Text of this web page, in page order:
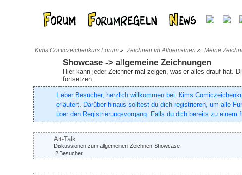
Kims Comiczeichenkurs Forum » Zeichnen im Allgemeinen » Meine
Showcase -> allgemeine Zeichnungen
Hier kann jeder Zeichner mal zeigen, was er alles drauf hat.
fortsetzen.
Lieber Besucher, herzlich willkommen bei: Kims
erläutert. Darüber hinaus solltest du dich registrieren, um alle
über den Registrierungsvorgang. Falls du dich bereits zu
Art-Talk
Diskussionen zum allgemeinen-Zeichnen-Showcase
2 Besucher